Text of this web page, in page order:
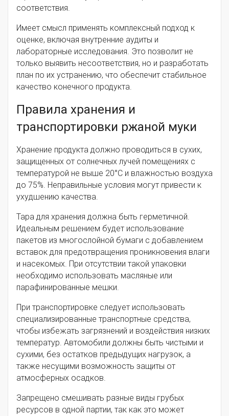
соответствия.
Имеет смысл применять комплексный подход к
оценке, включая внутренние аудиты и
лабораторные исследования. Это позволит не
только выявить несоответствия, но и разработать
план по их устранению, что обеспечит стабильное
качество конечного продукта.
Правила хранения и
транспортировки ржаной муки
Хранение продукта должно проводиться в сухих,
защищенных от солнечных лучей помещениях с
температурой не выше 20°C и влажностью воздуха
до 75%. Неправильные условия могут привести к
ухудшению качества.
Тара для хранения должна быть герметичной.
Идеальным решением будет использование
пакетов из многослойной бумаги с добавлением
вставок для предотвращения проникновения влаги
и насекомых. При отсутствии такой упаковки
необходимо использовать масляные или
парафинированные мешки.
При транспортировке следует использовать
специализированные транспортные средства,
чтобы избежать загрязнений и воздействия низких
температур. Автомобили должны быть чистыми и
сухими, без остатков предыдущих нагрузок, а
также несущими возможность защиты от
атмосферных осадков.
Запрещено смешивать разные виды грубых
ресурсов в одной партии, так как это может